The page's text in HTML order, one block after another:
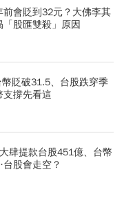
會貶到32元？大佛李其
股匯雙殺」原因
貶破31.5、台股跌穿季
支撐先看這
肆提款台股451億、台幣
股會走空？